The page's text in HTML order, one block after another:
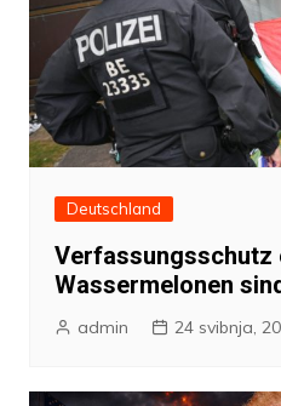
Deutschland
Verfassungsschutz
Wassermelonen
admin 24 svibnja,